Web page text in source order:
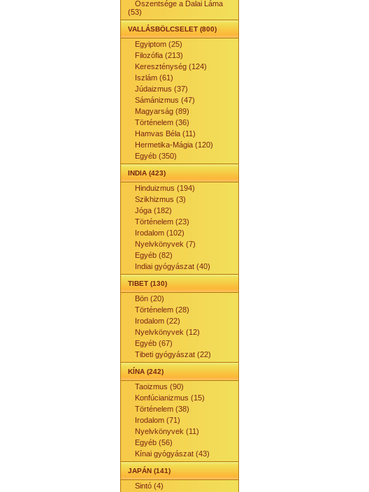
Őszentsége a Dalai Láma
(53)
VALLÁSBÖLCSELET (800)
Egyiptom (25)
Filozófia (213)
Kereszténység (124)
Iszlám (61)
Júdaizmus (37)
Sámánizmus (47)
Magyarság (89)
Történelem (36)
Hamvas Béla (11)
Hermetika-Mágia (120)
Egyéb (350)
INDIA (423)
Hinduizmus (194)
Szikhizmus (3)
Jóga (182)
Történelem (23)
Irodalom (102)
Nyelvkönyvek (7)
Egyéb (82)
Indiai gyógyászat (40)
TIBET (130)
Bön (20)
Történelem (28)
Irodalom (22)
Nyelvkönyvek (12)
Egyéb (67)
Tibeti gyógyászat (22)
KÍNA (242)
Taoizmus (90)
Konfúcianizmus (15)
Történelem (38)
Irodalom (71)
Nyelvkönyvek (11)
Egyéb (56)
Kínai gyógyászat (43)
JAPÁN (141)
Sintó (4)